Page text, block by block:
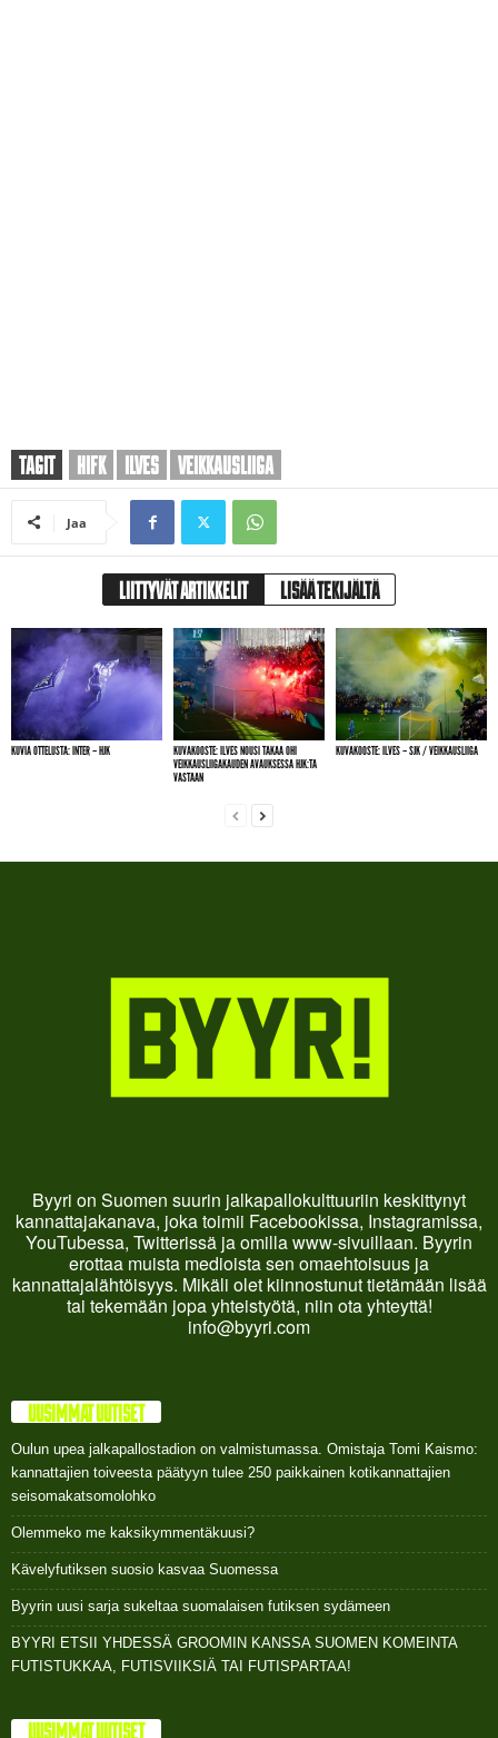
TAGIT HIFK ILVES VEIKKAUSLIIGA
Jaa
LIITTYVÄT ARTIKKELIT LISÄÄ TEKIJÄLTÄ
KUVIA OTTELUSTA: INTER – HJK
KUVAKOOSTE: ILVES NOUSI TAKAA OHI
VEIKKAUSLIIGAKAUDEN AVAUKSESSA HJK:TA
VASTAAN
KUVAKOOSTE: ILVES – SJK / VEIKKAUSLIIGA
Byyri on Suomen suurin jalkapallokulttuuriin keskittynyt
kannattajakanava, joka toimii Facebookissa, Instagramissa,
YouTubessa, Twitterissä ja omilla www-sivuillaan. Byyrin
erottaa muista medioista sen omaehtoisuus ja
kannattajalähtöisyys. Mikäli olet kiinnostunut tietämään lisää
tai tekemään jopa yhteistyötä, niin ota yhteyttä!
info@byyri.com
UUSIMMAT UUTISET
Oulun upea jalkapallostadion on valmistumassa. Omistaja Tomi Kaismo:
kannattajien toiveesta päätyyn tulee 250 paikkainen kotikannattajien
seisomakatsomolohko
Olemmeko me kaksikymmentäkuusi?
Kävelyfutiksen suosio kasvaa Suomessa
Byyrin uusi sarja sukeltaa suomalaisen futiksen sydämeen
BYYRI ETSII YHDESSÄ GROOMIN KANSSA SUOMEN KOMEINTA
FUTISTUKKAA, FUTISVIIKSIÄ TAI FUTISPARTAA!
UUSIMMAT UUTISET